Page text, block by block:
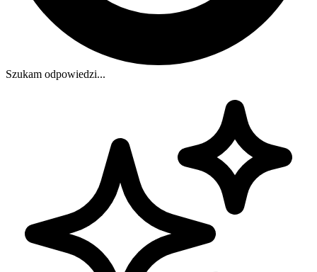
Szukam odpowiedzi...